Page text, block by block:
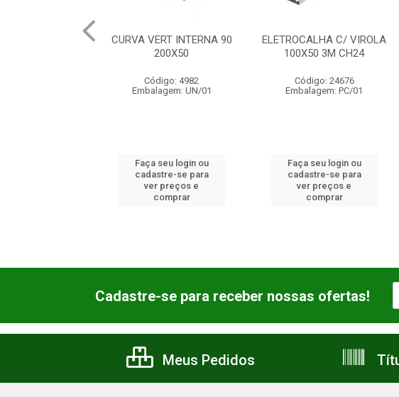
VERT INTERNA 90
ELETROCALHA C/ VIROLA
100X50 3M CH24
Código: 24676
Embalagem: PC/01
Faça seu login ou
cadastre-se para
ver preços e
comprar
ELETROCALHA
PERFURADA
Código: 23725
Embalagem: PC/01
Faça seu login ou
cadastre-se para
ver preços e
comprar
Cadastre-se para receber nossas ofertas!
Meus Pedidos